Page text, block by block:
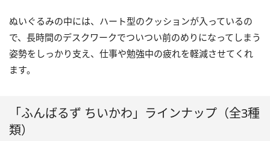
ぬいぐるみの中には、ハート型のクッションが入っているの
で、長時間のデスクワークでついつい前のめりになってしまう
姿勢をしっかり支え、仕事や勉強中の疲れを軽減させてくれ
ます。
「ふんばるず ちいかわ」ラインナップ（全3種
類）